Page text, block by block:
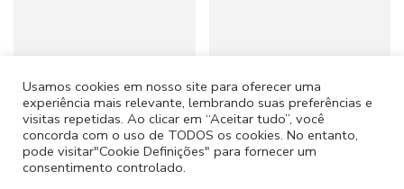
A ARTE PARA PROMOVER A PAZ
27 DE FEVEREIRO, 2026
IRMANDADE DO SENHOR DOS
PASSOS TOMA POSSE
21 DE MARÇO, 2025
Usamos cookies em nosso site para oferecer uma
experiência mais relevante, lembrando suas preferências e
visitas repetidas. Ao clicar em “Aceitar tudo”, você
concorda com o uso de TODOS os cookies. No entanto,
pode visitar"Cookie Definições" para fornecer um
consentimento controlado.